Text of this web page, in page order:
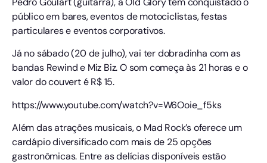
público em bares, eventos de motociclistas, festas
particulares e eventos corporativos.
Já no sábado (20 de julho), vai ter dobradinha com as
bandas Rewind e Miz Biz. O som começa às 21 horas e o
valor do couvert é R$ 15.
https://www.youtube.com/watch?v=W6Ooie_f5ks
Além das atrações musicais, o Mad Rock’s oferece um
cardápio diversificado com mais de 25 opções
gastronômicas. Entre as delícias disponíveis estão